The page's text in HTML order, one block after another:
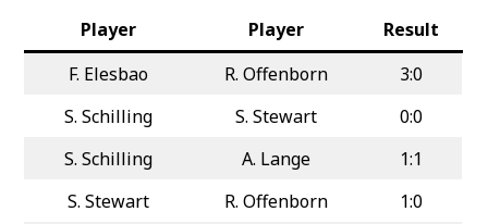
Player Player
Result
F. Elesbao
R. Offenborn
3:0
S. Schilling
S. Stewart
0:0
S. Schilling
A. Lange
1:1
S. Stewart
R. Offenborn
1:0